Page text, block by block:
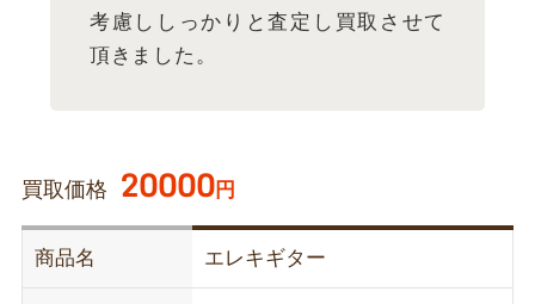
考慮ししっかりと査定し買取させて
頂きました。
買取価格 20000円
商品名 エレキギター